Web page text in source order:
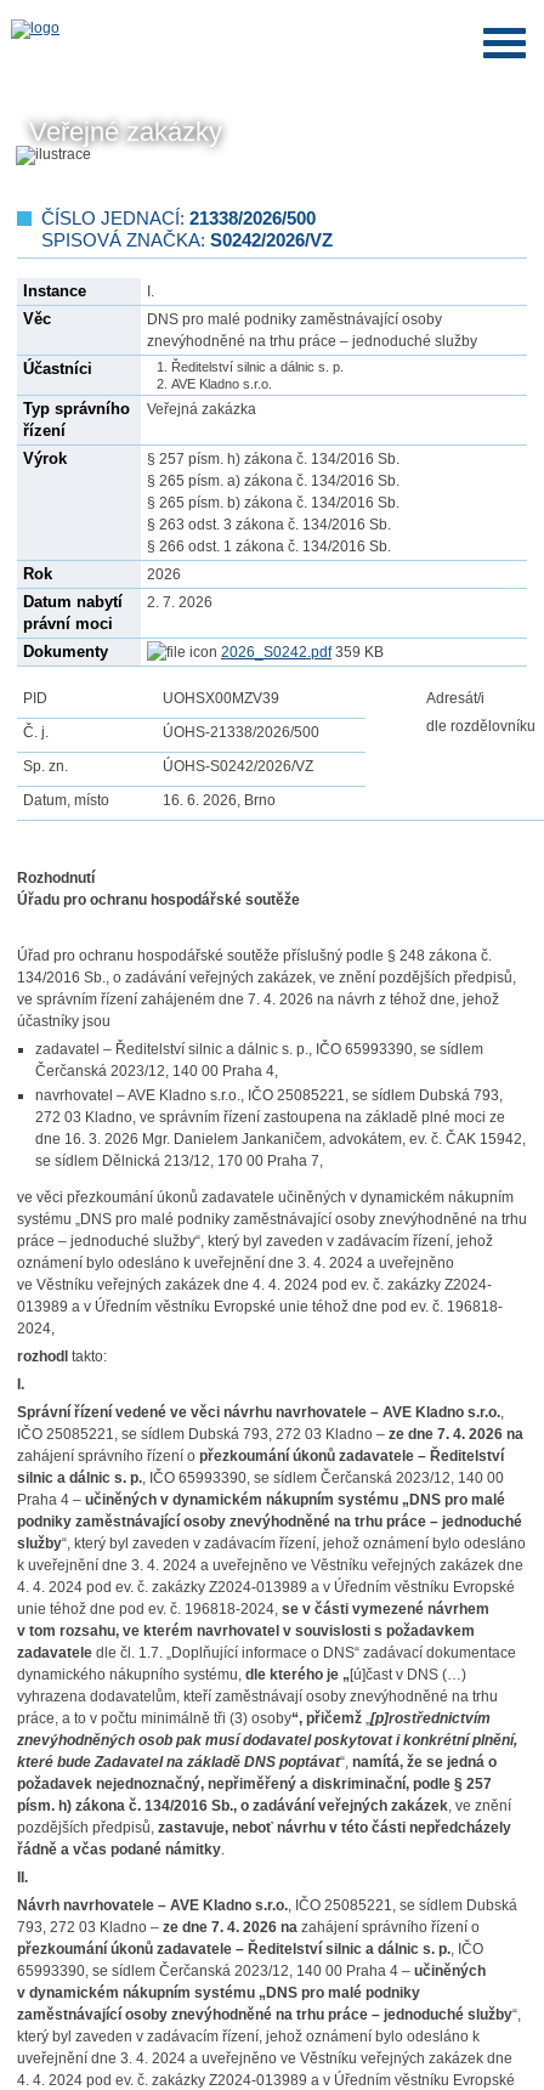
Veřejné zakázky
ČÍSLO JEDNACÍ: 21338/2026/500
SPISOVÁ ZNAČKA: S0242/2026/VZ
Instance I.
Věc
DNS pro malé podniky zaměstnávající osoby
znevýhodněné na trhu práce – jednoduché služby
Účastníci
Ředitelství silnic a dálnic s. p.
AVE Kladno s.r.o.
Typ správního
řízení
Veřejná zakázka
Výrok
§ 257 písm. h) zákona č. 134/2016 Sb.
§ 265 písm. a) zákona č. 134/2016 Sb.
§ 265 písm. b) zákona č. 134/2016 Sb.
§ 263 odst. 3 zákona č. 134/2016 Sb.
§ 266 odst. 1 zákona č. 134/2016 Sb.
Rok 2026
Datum nabytí
právní moci
2. 7. 2026
Dokumenty 2026_S0242.pdf359 KB
PID UOHSX00MZV39
Adresát/i
dle rozdělovníku
Č. j.
ÚOHS-21338/2026/500
Sp. zn.
ÚOHS-S0242/2026/VZ
Datum, místo
16. 6. 2026, Brno
Rozhodnutí
Úřadu pro ochranu hospodářské soutěže
Úřad pro ochranu hospodářské soutěže příslušný podle § 248 zákona č.
134/2016 Sb., o zadávání veřejných zakázek, ve znění pozdějších předpisů,
ve správním řízení zahájeném dne 7. 4. 2026 na návrh z téhož dne, jehož
účastníky jsou
zadavatel – Ředitelství silnic a dálnic s. p., IČO 65993390, se sídlem
Čerčanská 2023/12, 140 00 Praha 4,
navrhovatel – AVE Kladno s.r.o., IČO 25085221, se sídlem Dubská 793,
272 03 Kladno, ve správním řízení zastoupena na základě plné moci ze
dne 16. 3. 2026 Mgr. Danielem Jankaničem, advokátem, ev. č. ČAK 15942,
se sídlem Dělnická 213/12, 170 00 Praha 7,
ve věci přezkoumání úkonů zadavatele učiněných v dynamickém nákupním
systému „DNS pro malé podniky zaměstnávající osoby znevýhodněné na trhu
práce – jednoduché služby“, který byl zaveden v zadávacím řízení, jehož
oznámení bylo odesláno k uveřejnění dne 3. 4. 2024 a uveřejněno
ve Věstníku veřejných zakázek dne 4. 4. 2024 pod ev. č. zakázky Z2024-
013989 a v Úředním věstníku Evropské unie téhož dne pod ev. č. 196818-
2024,
rozhodl takto:
I.
Správní řízení vedené ve věci návrhu navrhovatele – AVE Kladno s.r.o.,
IČO 25085221, se sídlem Dubská 793, 272 03 Kladno – ze dne 7. 4. 2026 na
zahájení správního řízení o přezkoumání úkonů zadavatele – Ředitelství
silnic a dálnic s. p., IČO 65993390, se sídlem Čerčanská 2023/12, 140 00
Praha 4 – učiněných v dynamickém nákupním systému „DNS pro malé
podniky zaměstnávající osoby znevýhodněné na trhu práce – jednoduché
služby“, který byl zaveden v zadávacím řízení, jehož oznámení bylo odesláno
k uveřejnění dne 3. 4. 2024 a uveřejněno ve Věstníku veřejných zakázek dne
4. 4. 2024 pod ev. č. zakázky Z2024-013989 a v Úředním věstníku Evropské
unie téhož dne pod ev. č. 196818-2024, se v části vymezené návrhem
v tom rozsahu, ve kterém navrhovatel v souvislosti s požadavkem
zadavateledle čl. 1.7. „Doplňující informace o DNS“ zadávací dokumentace
dynamického nákupního systému, dle kterého je „ [ú]čast v DNS (…)
vyhrazena dodavatelům, kteří zaměstnávají osoby znevýhodněné na trhu
práce, a to v počtu minimálně tři (3) osoby“, přičemž„[p]rostřednictvím
znevýhodněných osob pak musí dodavatel poskytovat i konkrétní plnění,
které bude Zadavatel na základě DNS poptávat“, namítá, že se jedná o
požadavek nejednoznačný, nepřiměřený a diskriminační, podle § 257
písm. h) zákona č. 134/2016 Sb., o zadávání veřejných zakázek, ve znění
pozdějších předpisů, zastavuje, neboť návrhu v této části nepředcházely
řádně a včas podané námitky.
II.
Návrh navrhovatele – AVE Kladno s.r.o., IČO 25085221, se sídlem Dubská
793, 272 03 Kladno – ze dne 7. 4. 2026 nazahájení správního řízení o
přezkoumání úkonů zadavatele – Ředitelství silnic a dálnic s. p., IČO
65993390, se sídlem Čerčanská 2023/12, 140 00 Praha 4 – učiněných
v dynamickém nákupním systému „DNS pro malé podniky
zaměstnávající osoby znevýhodněné na trhu práce – jednoduché služby“,
který byl zaveden v zadávacím řízení, jehož oznámení bylo odesláno k
uveřejnění dne 3. 4. 2024 a uveřejněno ve Věstníku veřejných zakázek dne
4. 4. 2024 pod ev. č. zakázky Z2024-013989 a v Úředním věstníku Evropské